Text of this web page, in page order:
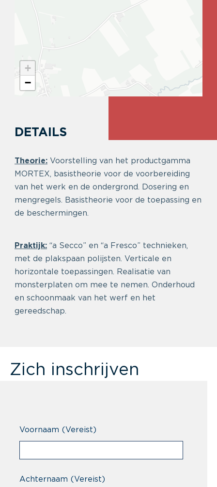
+
−
DETAILS
Theorie: Voorstelling van het productgamma
MORTEX, basistheorie voor de voorbereiding
van het werk en de ondergrond. Dosering en
mengregels. Basistheorie voor de toepassing en
de beschermingen.
Praktijk: “a Secco” en “a Fresco” technieken,
met de plakspaan polijsten. Verticale en
horizontale toepassingen. Realisatie van
monsterplaten om mee te nemen. Onderhoud
en schoonmaak van het werf en het
gereedschap.
Zich inschrijven
Voornaam (Vereist)
Achternaam (Vereist)